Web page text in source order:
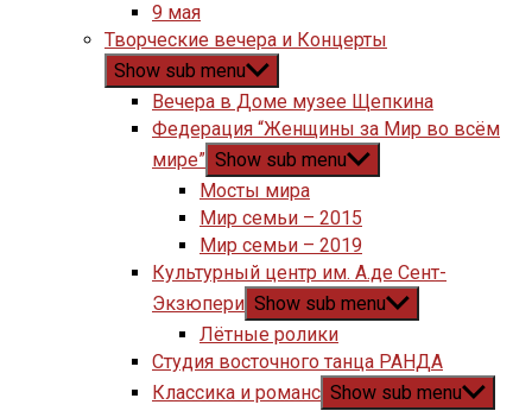
9 мая
Творческие вечера и Концерты
Show sub menu
Вечера в Доме музее Щепкина
Федерация “Женщины за Мир во всём
мире” Show sub menu
Мосты мира
Мир семьи – 2015
Мир семьи – 2019
Культурный центр им. А.де Сент-
Экзюпери Show sub menu
Лётные ролики
Студия восточного танца РАНДА
Классика и романс Show sub menu